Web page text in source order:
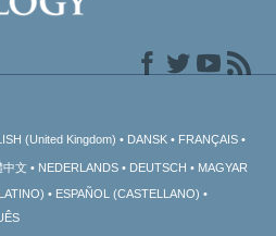
(United Kingdom) DANSK FRANÇAIS
中文 NEDERLANDS DEUTSCH
MAGYAR
ESPAÑOL (CASTELLANO)